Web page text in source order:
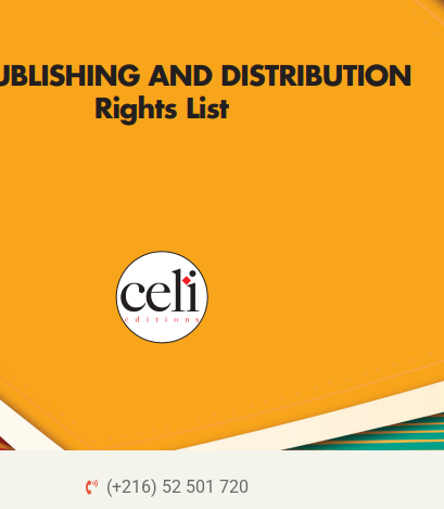
(+216) 52 501 720